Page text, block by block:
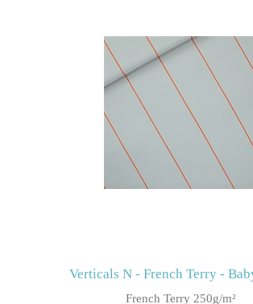
Verticals N - French Terry -
French Terry 250g/m²